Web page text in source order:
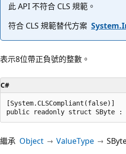
此 API 不符合 CLS 規範。
符合 CLS 規範替代方案
表示8位帶正負號的整數。
C#
[System.CLSCompliant(false)]
public readonly struct SByte :
繼承 Object ValueType